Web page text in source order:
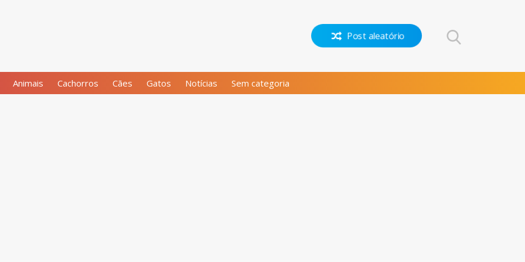
Post aleatório
Animais Cachorros Cães Gatos Notícias Sem categoria